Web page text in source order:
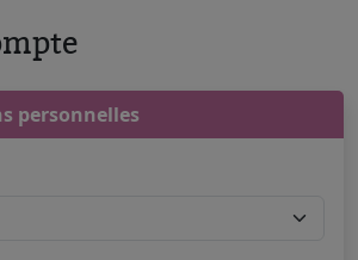
personnelles